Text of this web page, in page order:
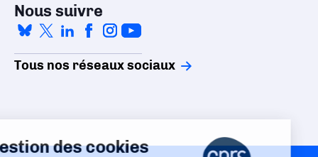
Nous suivre
Tous nos réseaux sociaux
Gestion des cookies